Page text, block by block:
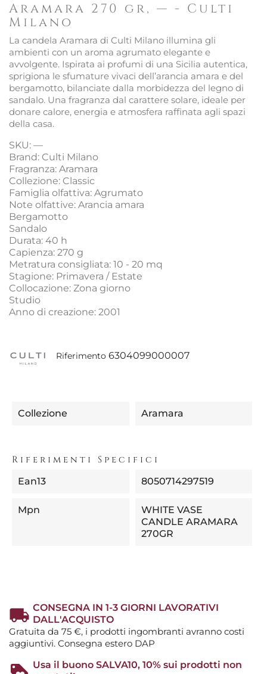
Aramara 270 gr, — - Culti
Milano
La candela Aramara di Culti Milano illumina gli
ambienti con un aroma agrumato elegante e
avvolgente. Ispirata ai profumi di una Sicilia autentica,
sprigiona le sfumature vivaci dell’arancia amara e del
bergamotto, bilanciate dalla morbidezza del legno di
sandalo. Una fragranza dal carattere solare, ideale per
donare calore, energia e atmosfera raffinata agli spazi
della casa.
SKU: —
Brand: Culti Milano
Fragranza: Aramara
Collezione: Classic
Famiglia olfattiva: Agrumato
Note olfattive: Arancia amara
Bergamotto
Sandalo
Durata: 40 h
Capienza: 270 g
Metratura consigliata: 10 - 20 mq
Stagione: Primavera / Estate
Collocazione: Zona giorno
Studio
Anno di creazione: 2001
Riferimento 6304099000007
Collezione Aramara
Riferimenti Specifici
Ean13 8050714297519
Mpn
WHITE VASE
CANDLE ARAMARA
270GR
CONSEGNA IN 1-3 GIORNI LAVORATIVI
DALL'ACQUISTO
Gratuita da 75 €, i prodotti ingombranti avranno costi
aggiuntivi. Consegna estero DAP
Usa il buono SALVA10, 10% sui prodotti non